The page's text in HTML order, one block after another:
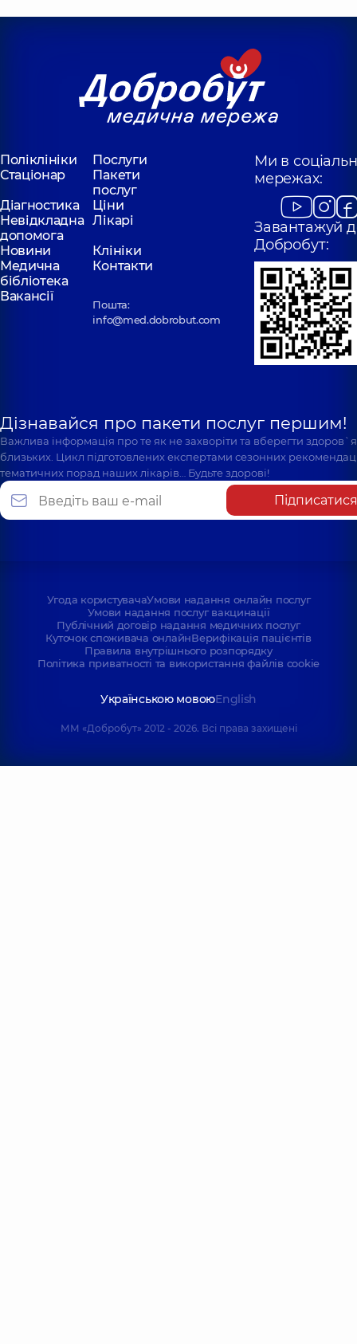
Поліклініки
Послуги
Стаціонар
Пакети
послуг
Діагностика
Ціни
Невідкладна
допомога
Лікарі
Новини
Клініки
Медична
бібліотека
Контакти
Вакансії
Пошта:
info@med.dobrobut.com
Ми в
мережах:
Завантажуй
Добробут:
Дізнавайся про пакети послуг першим!
Важлива інформація про те як не захворіти та вберегти
близьких. Цикл підготовлених експертами сезонних
тематичних порад наших лікарів… Будьте здорові!
Підписатися
Угода користувачаУмови надання онлайн послуг
Умови надання послуг вакцинації
Публічний договір надання медичних послуг
Куточок споживача онлайнВерифікація пацієнтів
Правила внутрішнього розпорядку
Політика приватності та використання файлів cookie
Українською мовоюEnglish
ММ «Добробут» 2012 - 2026. Всі права захищені